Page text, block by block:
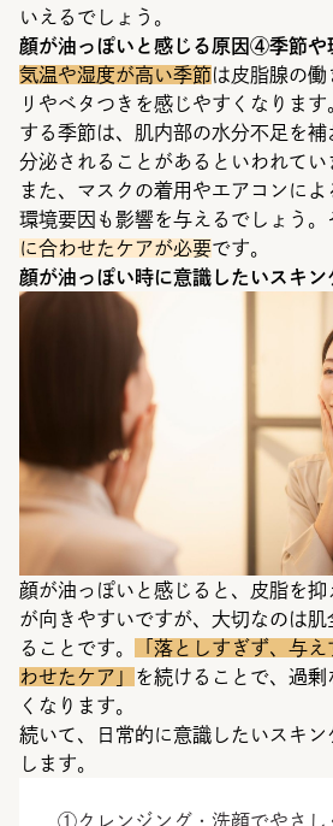
いえるでしょう。
顔が油っぽいと感じる原因④季節や
気温や湿度が高い季節は皮脂腺の働
リやベタつきを感じやすくなりま
する季節は、肌内部の水分不足を補
分泌されることがあるといわれてい
また、マスクの着用やエアコンに
環境要因も影響を与えるでしょう。
に合わせたケアが必要です。
顔が油っぽい時に意識したいスキン
顔が油っぽいと感じると、皮脂を
が向きやすいですが、大切なのは肌
ることです。
「落としすぎず、与
わせたケア」
を続けることで、過
くなります。
続いて、日常的に意識したいスキ
します。
①クレンジング・洗顔でやさし